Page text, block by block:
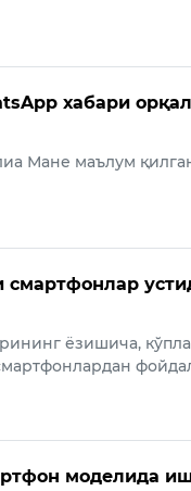
хабари
Мане маълум
смартфонлар
ёзишича,
моделида